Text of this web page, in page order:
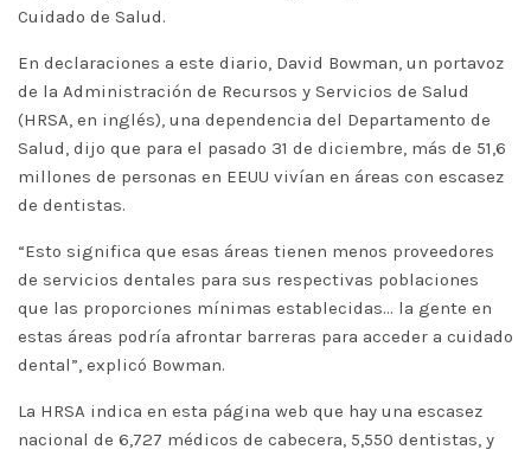
Cuidado de Salud.
En declaraciones a este diario, David Bowman, un portavoz
de la Administración de Recursos y Servicios de Salud
(HRSA, en inglés), una dependencia del Departamento de
Salud, dijo que para el pasado 31 de diciembre, más de 51,6
millones de personas en EEUU vivían en áreas con escasez
de dentistas.
“Esto significa que esas áreas tienen menos proveedores
de servicios dentales para sus respectivas poblaciones
que las proporciones mínimas establecidas… la gente en
estas áreas podría afrontar barreras para acceder a cuidado
dental”, explicó Bowman.
La HRSA indica en esta página web que hay una escasez
nacional de 6,727 médicos de cabecera, 5,550 dentistas, y